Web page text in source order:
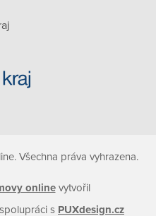
Všechna práva vyhrazena.
onlinevytvořil
s PUXdesign.cz